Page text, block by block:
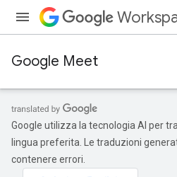
Google Meet
Google utilizza la tecnologia AI per
lingua preferita. Le traduzioni
contenere errori.